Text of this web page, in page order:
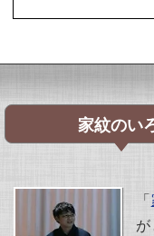
家紋のい
「